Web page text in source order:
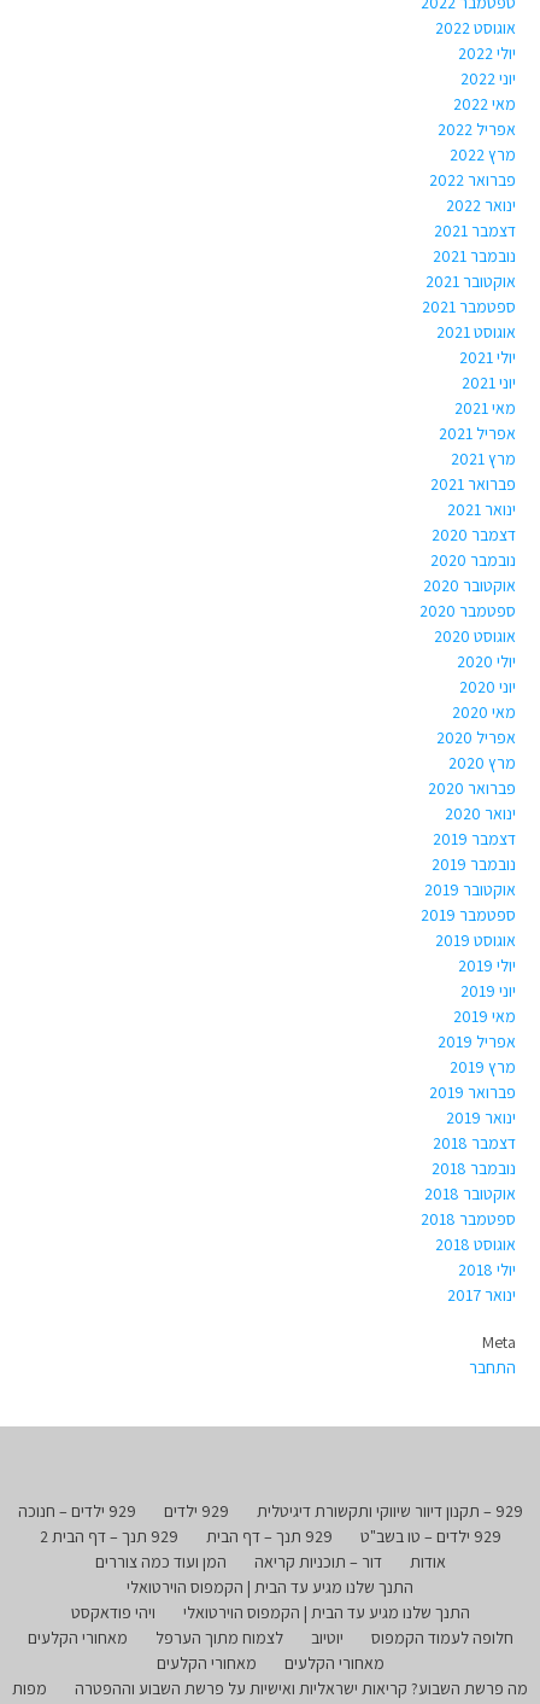
אוגוסט 2022
יולי 2022
יוני 2022
מאי 2022
אפריל 2022
מרץ 2022
פברואר 2022
ינואר 2022
דצמבר 2021
נובמבר 2021
אוקטובר 2021
ספטמבר 2021
אוגוסט 2021
יולי 2021
יוני 2021
מאי 2021
אפריל 2021
מרץ 2021
פברואר 2021
ינואר 2021
דצמבר 2020
נובמבר 2020
אוקטובר 2020
ספטמבר 2020
אוגוסט 2020
יולי 2020
יוני 2020
מאי 2020
אפריל 2020
מרץ 2020
פברואר 2020
ינואר 2020
דצמבר 2019
נובמבר 2019
אוקטובר 2019
ספטמבר 2019
אוגוסט 2019
יולי 2019
יוני 2019
מאי 2019
אפריל 2019
מרץ 2019
פברואר 2019
ינואר 2019
דצמבר 2018
נובמבר 2018
אוקטובר 2018
ספטמבר 2018
אוגוסט 2018
יולי 2018
ינואר 2017
Meta
התחבר
929 – תקנון דיוור שיווקי ותקשורת דיגיטלית 929 ילדים
929 ילדים – חנוכה
929 ילדים – טו בשב"ט
929 תנך – דף הבית
929 תנך – דף הבית 2
אודות
דור – תוכניות קריאה
המן ועוד כמה צוררים
התנך שלנו מגיע עד הבית | הקמפוס הוירטואלי
התנך שלנו מגיע עד הבית | הקמפוס הוירטואלי
ויהי פודאקסט
חלופה לעמוד הקמפוס
יוטיוב לצמוח מתוך הערפל
מאחורי הקלעים
מאחורי הקלעים
מאחורי הקלעים
מה פרשת השבוע? קריאות ישראליות ואישיות על פרשת השבוע וההפטרה
מפות